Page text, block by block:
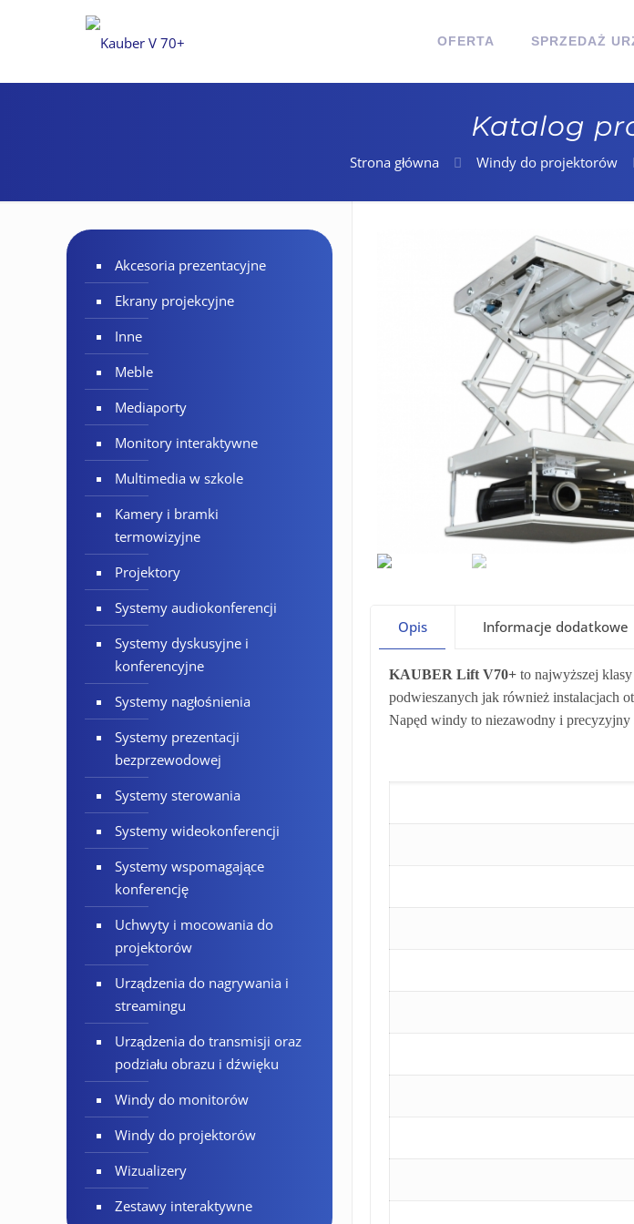
OFERTA SPRZEDAŻ
Katalog
Strona główna Windy do projektorów
Opis Informacje dodatkowe
KAUBER Lift V70+to najwyższej klasy
podwieszanych jak również instalacjach
Napęd windy to niezawodny i
Akcesoria prezentacyjne
Ekrany projekcyjne
Inne
Meble
Mediaporty
Monitory interaktywne
Multimedia w szkole
Kamery i bramki
termowizyjne
Projektory
Systemy audiokonferencji
Systemy dyskusyjne i
konferencyjne
Systemy nagłośnienia
Systemy prezentacji
bezprzewodowej
Systemy sterowania
Systemy wideokonferencji
Systemy wspomagające
konferencję
Uchwyty i mocowania do
projektorów
Urządzenia do nagrywania i
streamingu
Urządzenia do transmisji oraz
podziału obrazu i dźwięku
Windy do monitorów
Windy do projektorów
Wizualizery
Zestawy interaktywne